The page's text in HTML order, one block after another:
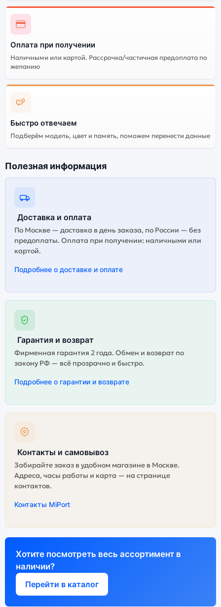
Оплата при получении
Наличными или картой. Рассрочка/частичная предоплата по
желанию
Быстро отвечаем
Подберём модель, цвет и память, поможем перенести данные
Полезная информация
Доставка и оплата
По Москве — доставка в день заказа, по России — без
предоплаты. Оплата при получении: наличными или
картой.
Подробнее о доставке и оплате
Гарантия и возврат
Фирменная гарантия 2 года. Обмен и возврат по
закону РФ — всё прозрачно и быстро.
Подробнее о гарантии и возврате
Контакты и самовывоз
Забирайте заказ в удобном магазине в Москве.
Адреса, часы работы и карта — на странице
контактов.
Контакты MiPort
Хотите посмотреть весь ассортимент в
наличии?
Перейти в каталог